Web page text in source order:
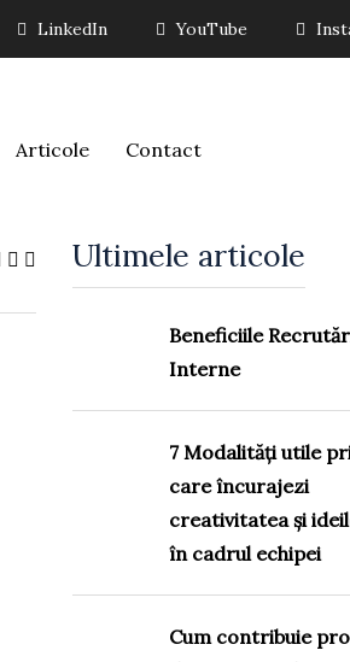
LinkedIn YouTube
Articole Contact
Ultimele articole
Beneficiile
Interne
7 Modalități utile
care încurajezi
creativitatea și
în cadrul echipei
Cum contribuie